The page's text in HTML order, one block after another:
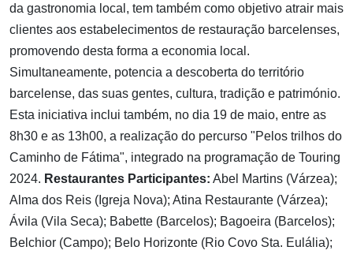
da gastronomia local, tem também como objetivo atrair mais
clientes aos estabelecimentos de restauração barcelenses,
promovendo desta forma a economia local.
Simultaneamente, potencia a descoberta do território
barcelense, das suas gentes, cultura, tradição e património.
Esta iniciativa inclui também, no dia 19 de maio, entre as
8h30 e as 13h00, a realização do percurso "Pelos trilhos do
Caminho de Fátima", integrado na programação de Touring
2024. Restaurantes Participantes: Abel Martins (Várzea);
Alma dos Reis (Igreja Nova); Atina Restaurante (Várzea);
Ávila (Vila Seca); Babette (Barcelos); Bagoeira (Barcelos);
Belchior (Campo); Belo Horizonte (Rio Covo Sta. Eulália);